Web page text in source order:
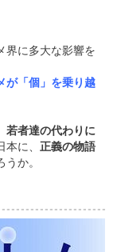
界に多大な影響を
が「個」を乗り越
若者達の代わりに
に、 正義の物語
か。